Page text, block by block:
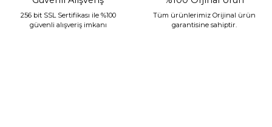
256 bit SSL Sertifikası ile %100
güvenli alışveriş imkanı
Tüm ürünlerimiz Orijinal ürün
garantisine sahiptir.